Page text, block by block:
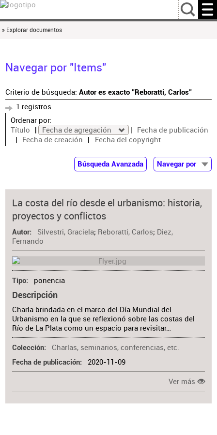
…
» Explorar documentos
Navegar por "Items"
Criterio de búsqueda: Autor es exacto "Reboratti, Carlos"
1 registros
Ordenar por:
Título
Fecha de agregación
Fecha de publicación
Fecha de creación
Fecha del copyright
Búsqueda Avanzada
Navegar por
Autor
Colaborador
La costa del río desde el urbanismo: historia,
proyectos y conflictos
Autor Silvestri, Graciela; Reboratti, Carlos; Diez,
Fernando
Tipo ponencia
Descripción
Charla brindada en el marco del Día Mundial del
Urbanismo en la que se reflexionó sobre las costas del
Río de La Plata como un espacio para revisitar…
Colección Charlas, seminarios, conferencias, etc.
Fecha de publicación 2020-11-09
Ver más